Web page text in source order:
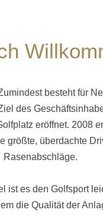
besteht für
des
eröffnet. 2008
größte, überdachte
Rasenabschläge.
ist es den Golfsport
die Qualität der